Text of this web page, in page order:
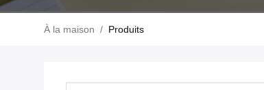
À la maison / Produits